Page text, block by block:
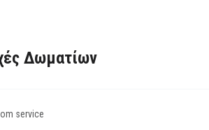
Δωματίων
service